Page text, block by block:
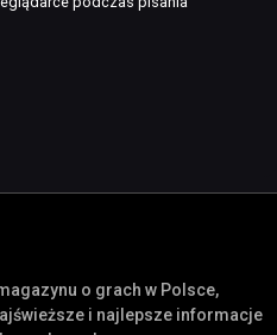
o grach w Polsce,
i najlepsze informacje